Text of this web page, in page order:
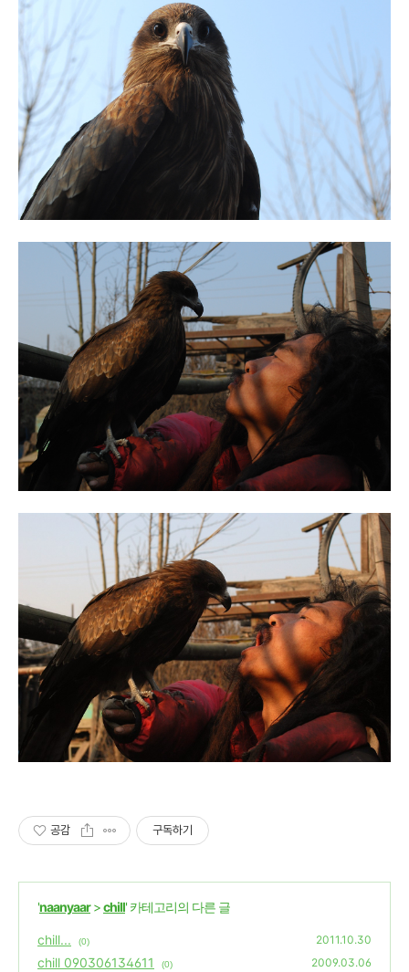
공감 구독하기
'naanyaar>chill' 카테고리의 다른 글
chill... (0) 2011.10.30
chill 090306134611 (0) 2009.03.06